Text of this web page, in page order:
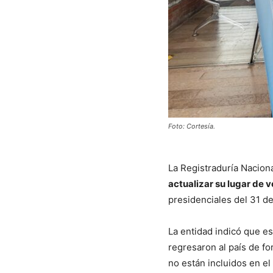
Foto: Cortesía.
La Registraduría
actualizar su lugar de
presidenciales del 31
La entidad indicó que
regresaron al país de
no están incluidos en